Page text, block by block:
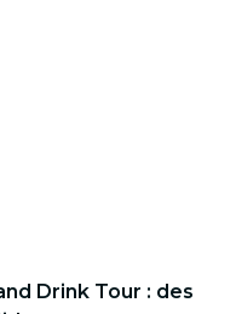
Drink Tour : des